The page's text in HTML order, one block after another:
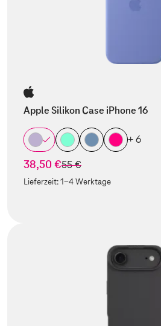
Apple Silikon Case iPhone 16
+ 6
38,50 €statt
55 €
Lieferzeit:1-4 Werktage